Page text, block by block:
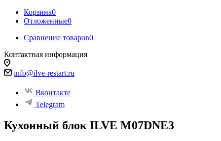
Корзина0
Отложенные0
Сравнение товаров0
Контактная информация
info@ilve-restart.ru
Вконтакте
Telegram
Кухонный блок ILVE M07DNE3